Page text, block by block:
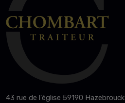
43 rue de l'église 59190 Hazebrouck